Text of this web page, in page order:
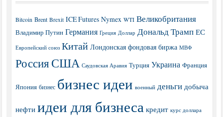
Bitcoin Brent Brexit ICE Futures Nymex WTI Великобритания
Владимир Путин Германия Греция Доллар Дональд Трамп ЕС
Европейский союз Китай Лондонская фондовая биржа МВФ
РоссияСША Саудовская Аравия Турция Украина Франция
Япония бизнес бизнес идеи военный деньги добыча
нефти идеи для бизнеса кредит курс доллара